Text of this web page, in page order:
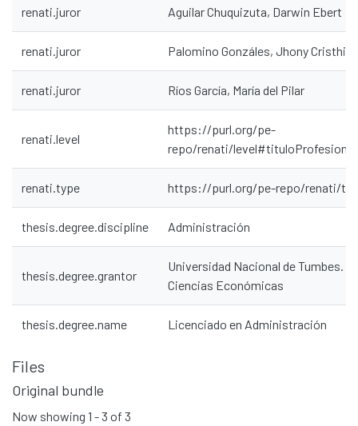
Communities & Collections
All of DSpace
Contacto
Políticas
renati.juror Aguilar Chuquizuta, Darwin Ebert
renati.juror Palomino Gonzáles, Jhony Cristhian
renati.juror Ríos García, María del Pilar
renati.level
https://purl.org/pe-
repo/renati/level#tituloProfesional
renati.type https://purl.org/pe-repo/renati/
thesis.degree.discipline Administración
thesis.degree.grantor
Universidad Nacional de Tumbes.
Ciencias Económicas
thesis.degree.name Licenciado en Administración
Files
Original bundle
Now showing 1 - 3 of 3